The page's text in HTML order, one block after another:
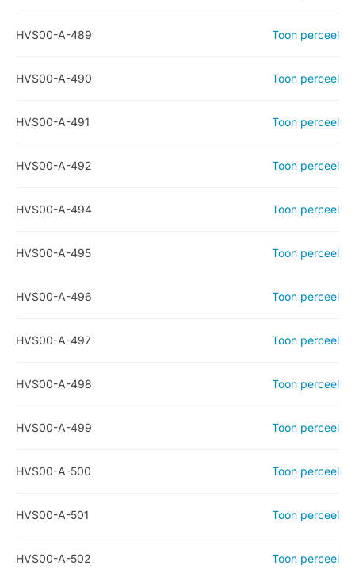
HVS00-A-489 Toon perceel
HVS00-A-490 Toon perceel
HVS00-A-491 Toon perceel
HVS00-A-492 Toon perceel
HVS00-A-494 Toon perceel
HVS00-A-495 Toon perceel
HVS00-A-496 Toon perceel
HVS00-A-497 Toon perceel
HVS00-A-498 Toon perceel
HVS00-A-499 Toon perceel
HVS00-A-500 Toon perceel
HVS00-A-501 Toon perceel
HVS00-A-502 Toon perceel